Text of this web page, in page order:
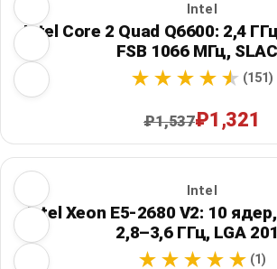
Intel
Intel Core 2 Quad Q6600: 2,4
FSB 1066 МГц,
(151)
₽1,537₽1,321
Intel
Intel Xeon E5-2680 V2: 10
2,8–3,6 ГГц, LGA
(1)